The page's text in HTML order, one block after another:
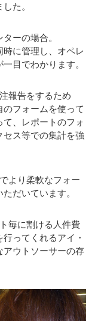
た。
ーの場合。
に管理し、オペレ
目でわかります。
報告をするため
フォームを使って
、レポートのフォ
ス等での集計を強
より柔軟なフォー
だいています。
毎に割ける人件費
ってくれるアイ・
アウトソーサーの存